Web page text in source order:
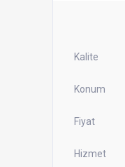
Kalite
Konum
Fiyat
Hizmet